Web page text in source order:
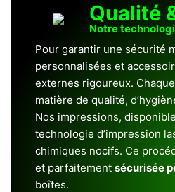
Qualité
Notre
Pour garantir une sécurité
personnalisées et
externes rigoureux.
matière de qualité,
Nos impressions,
technologie d’impression
chimiques nocifs. Ce
et parfaitement sécurisée
boîtes.